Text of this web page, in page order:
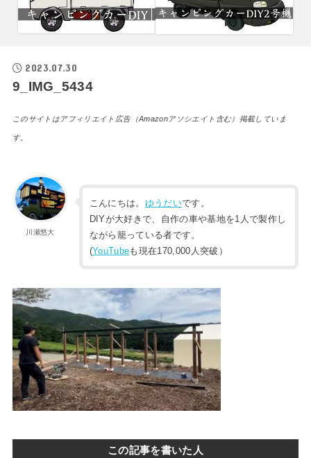
2023.07.30
9_IMG_5434
このサイトはアフィリエイト広告（Amazonアソシエイト含む）掲載していま
す。
川瀬悠大
こんにちは。 ゆうだいです。
DIYが大好きで、自作の車や基地を1人で製作し
ながら籠っている者です。
(YouTubeも現在170,000人突破）
この記事を書いた人